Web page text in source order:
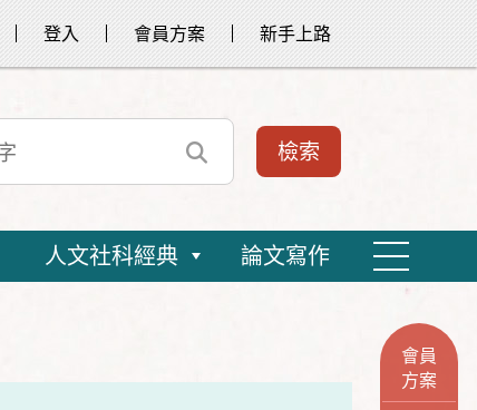
登入 會員方案 新手上路
人文社科經典 論文寫作
會員
方案